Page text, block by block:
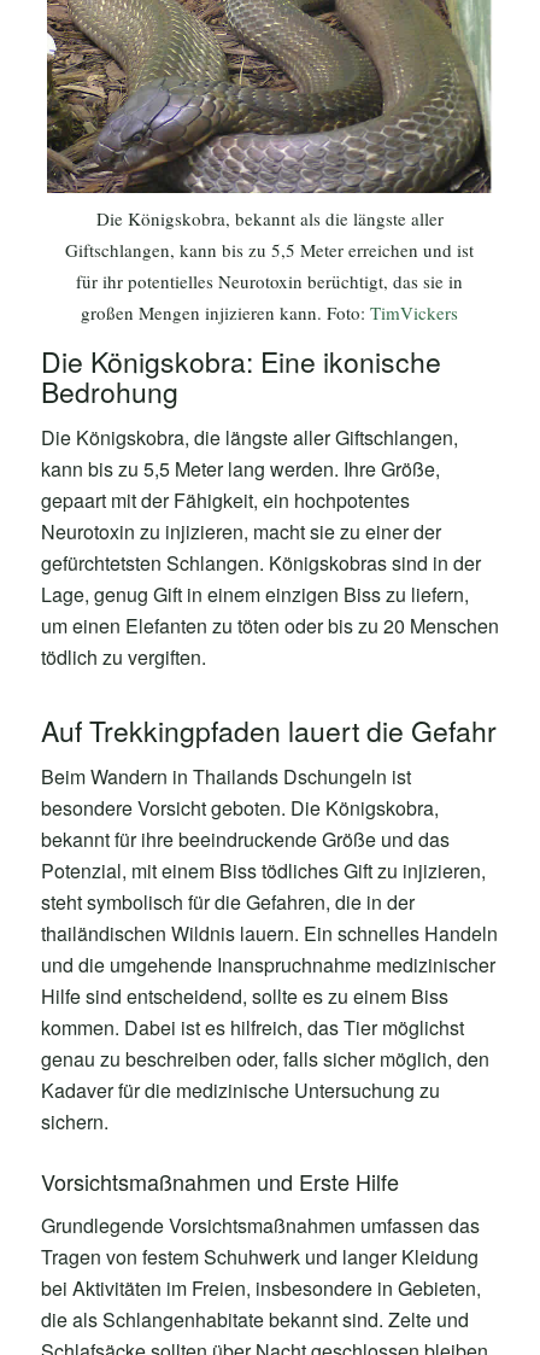
Die Königskobra, bekannt als die längste aller
Giftschlangen, kann bis zu 5,5 Meter erreichen und ist
für ihr potentielles Neurotoxin berüchtigt, das sie in
großen Mengen injizieren kann. Foto:TimVickers
Die Königskobra: Eine ikonische
Bedrohung
Die Königskobra, die längste aller Giftschlangen,
kann bis zu 5,5 Meter lang werden. Ihre Größe,
gepaart mit der Fähigkeit, ein hochpotentes
Neurotoxin zu injizieren, macht sie zu einer der
gefürchtetsten Schlangen. Königskobras sind in der
Lage, genug Gift in einem einzigen Biss zu liefern,
um einen Elefanten zu töten oder bis zu 20 Menschen
tödlich zu vergiften.
Auf Trekkingpfaden lauert die Gefahr
Beim Wandern in Thailands Dschungeln ist
besondere Vorsicht geboten. Die Königskobra,
bekannt für ihre beeindruckende Größe und das
Potenzial, mit einem Biss tödliches Gift zu injizieren,
steht symbolisch für die Gefahren, die in der
thailändischen Wildnis lauern. Ein schnelles Handeln
und die umgehende Inanspruchnahme medizinischer
Hilfe sind entscheidend, sollte es zu einem Biss
kommen. Dabei ist es hilfreich, das Tier möglichst
genau zu beschreiben oder, falls sicher möglich, den
Kadaver für die medizinische Untersuchung zu
sichern.
Vorsichtsmaßnahmen und Erste Hilfe
Grundlegende Vorsichtsmaßnahmen umfassen das
Tragen von festem Schuhwerk und langer Kleidung
bei Aktivitäten im Freien, insbesondere in Gebieten,
die als Schlangenhabitate bekannt sind. Zelte und